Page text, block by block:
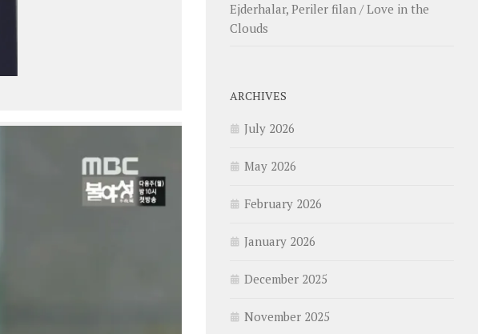
Ejderhalar, Periler filan / Love in the
Clouds
ARCHIVES
July 2026
May 2026
February 2026
January 2026
December 2025
November 2025